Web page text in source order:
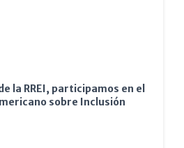
la RREI, participamos en el
sobre Inclusión